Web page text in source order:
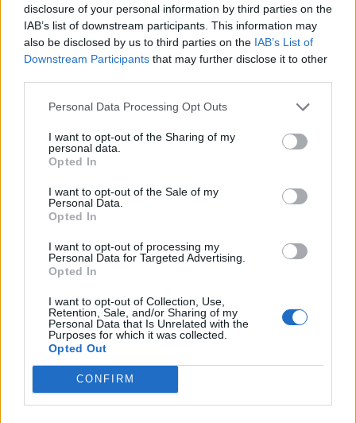
disclosure of your personal information by third parties on the
IAB’s list of downstream participants. This information may
also be disclosed by us to third parties on the IAB’s List of
Downstream Participants that may further disclose it to other
Personal Data Processing Opt Outs
I want to opt-out of the Sharing of my
personal data.
Opted In
I want to opt-out of the Sale of my
Personal Data.
Opted In
I want to opt-out of processing my
Personal Data for Targeted Advertising.
Opted In
I want to opt-out of Collection, Use,
Retention, Sale, and/or Sharing of my
Personal Data that Is Unrelated with the
Purposes for which it was collected.
Opted Out
CONFIRM
Commenti
Accedioregistratiper commentare questo
articolo.
L'email è richiesta ma non verrà mostrata ai visitatori. Il contenuto di questo
commento esprime il pensiero dell'autore e non rappresenta la linea editoriale
di VareseNews.it, che rimane autonoma e indipendente. I messaggi inclusi nei
commenti non sono testi giornalistici, ma post inviati dai singoli lettori che
che includano uno o più link a siti esterni verranno rimossi in automatico dal